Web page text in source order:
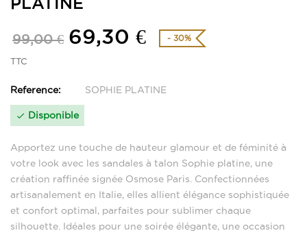
99,00 € 69,30 € - 30%
TTC
Reference: SOPHIE PLATINE
 Disponible
Apportez une touche de hauteur glamour et de féminité à
votre look avec les sandales à talon Sophie platine, une
création raffinée signée Osmose Paris. Confectionnées
artisanalement en Italie, elles allient élégance sophistiquée
et confort optimal, parfaites pour sublimer chaque
silhouette. Idéales pour une soirée élégante, une occasion